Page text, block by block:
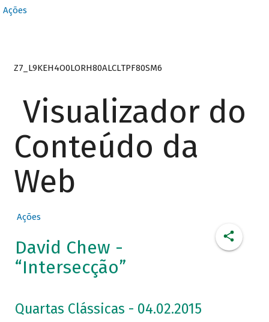
Ações
Z7_L9KEH4O0LORH80ALCLTPF80SM6
Visualizador do
Conteúdo da
Web
Ações
David Chew -
“Intersecção”
Quartas Clássicas - 04.02.2015